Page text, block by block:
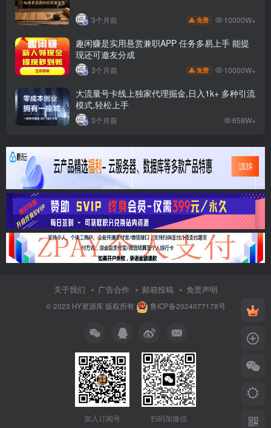
3个月前 免费 10000W+
趣闲赚是实用悬赏兼职APP 任务多易上手 能提
现还可邀友分成
3个月前 免费 10000W+
大流量号卡线上独家代理掘金,日入1k+ 多种引流
模式,轻松上手
3个月前 658W+
关于我们 广告合作 邮箱投稿 免责声明
© 2023 HY资源库版权所有 鲁ICP备2024077178号
加入订阅号 扫码加微信